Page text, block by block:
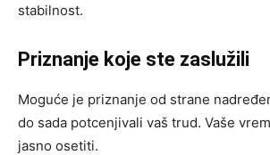
stabilnost.
Priznanje koje ste zaslužili
Moguće je priznanje od strane
do sada potcenjivali vaš trud. Vaše
jasno osetiti.